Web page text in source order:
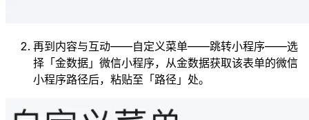
再到内容与互动——自定义菜单——跳转小程序——选
择「金数据」微信小程序，从金数据获取该表单的微信
小程序路径后，粘贴至「路径」处。